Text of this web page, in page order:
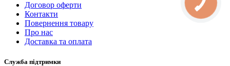
Договор оферти
Контакти
Повернення товару
Про нас
Доставка та оплата
Служба підтримки